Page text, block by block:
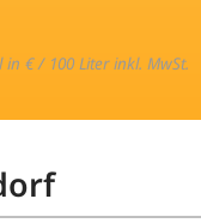
in € / 100 Liter inkl. MwSt.